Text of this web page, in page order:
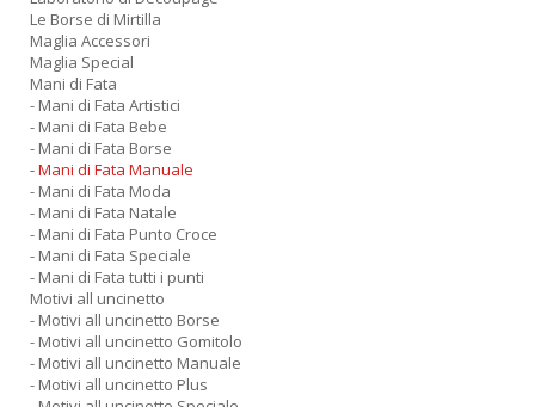
Le Borse di Mirtilla
Maglia Accessori
Maglia Special
Mani di Fata
- Mani di Fata Artistici
- Mani di Fata Bebe
- Mani di Fata Borse
- Mani di Fata Manuale
- Mani di Fata Moda
- Mani di Fata Natale
- Mani di Fata Punto Croce
- Mani di Fata Speciale
- Mani di Fata tutti i punti
Motivi all uncinetto
- Motivi all uncinetto Borse
- Motivi all uncinetto Gomitolo
- Motivi all uncinetto Manuale
- Motivi all uncinetto Plus